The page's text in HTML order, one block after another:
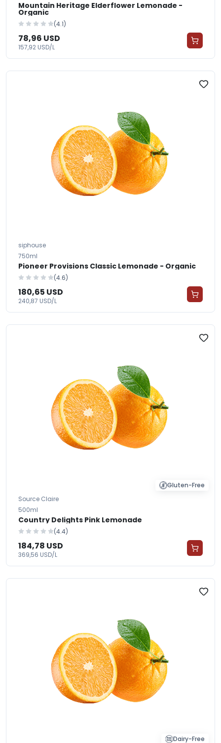
Mountain Heritage Elderflower Lemonade -
Organic
(4.1)
78,96 USD
157,92 USD/L
siphouse
750ml
Pioneer Provisions Classic Lemonade - Organic
(4.6)
180,65 USD
240,87 USD/L
Gluten-Free
Source Claire
500ml
Country Delights Pink Lemonade
(4.4)
184,78 USD
369,56 USD/L
Dairy-Free